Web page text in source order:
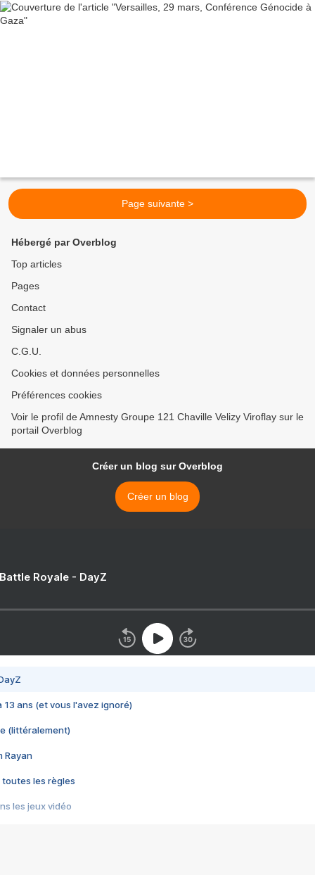
Page suivante >
Hébergé par Overblog
Top articles
Pages
Contact
Signaler un abus
C.G.U.
Cookies et données personnelles
Préférences cookies
Voir le profil de Amnesty Groupe 121 Chaville Velizy Viroflay sur le
portail Overblog
Créer un blog sur Overblog
Créer un blog
Royale - DayZ
13 ans (et vous l'avez ignoré)
(littéralement)
Rayan
toutes les règles
les jeux vidéo